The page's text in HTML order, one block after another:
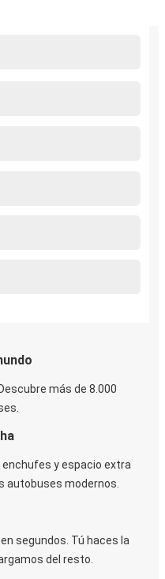
más de 8.000
enchufes y espacio extra
autobuses modernos.
segundos. Tú haces la
del resto.